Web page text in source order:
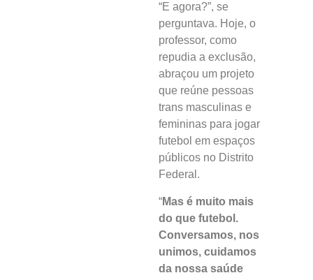
“E agora?”, se
perguntava. Hoje, o
professor, como
repudia a exclusão,
abraçou um projeto
que reúne pessoas
trans masculinas e
femininas para jogar
futebol em espaços
públicos no Distrito
Federal.
“Mas é muito mais
do que futebol.
Conversamos, nos
unimos, cuidamos
da nossa saúde